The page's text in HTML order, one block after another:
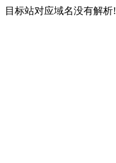
目标站对应域名没有解析!